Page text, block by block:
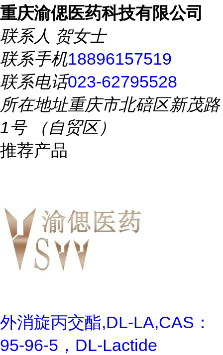
重庆渝偲医药科技有限公司
联系人 贺女士
联系手机18896157519
联系电话023-62795528
所在地址重庆市北碚区新茂路
1号 （自贸区）
推荐产品
外消旋丙交酯,DL-LA,CAS：
95-96-5，DL-Lactide